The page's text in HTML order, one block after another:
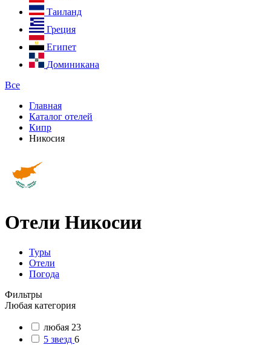
Таиланд
Греция
Египет
Доминикана
Все
Главная
Каталог отелей
Кипр
Никосия
Отели Никосии
Туры
Отели
Погода
Фильтры
Любая категория
любая 23
5 звезд 6